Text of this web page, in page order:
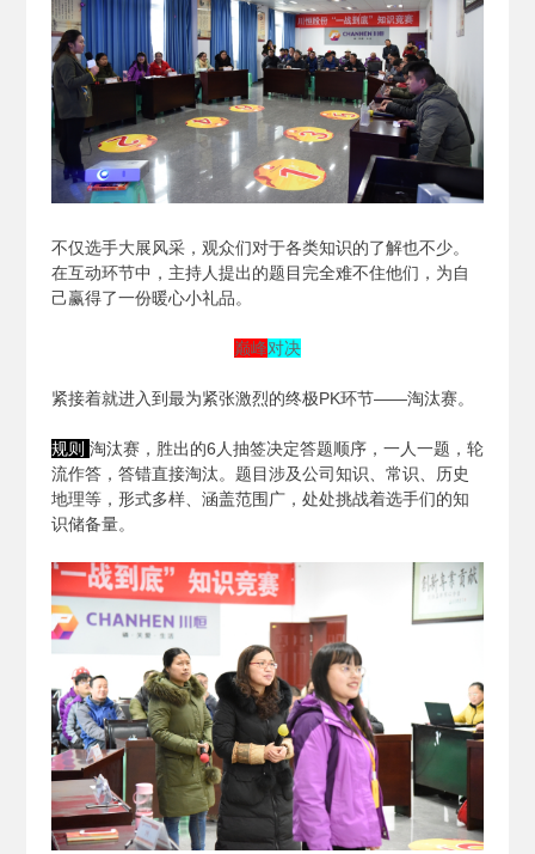
不仅选手大展风采，观众们对于各类知识的了解也不少。
在互动环节中，主持人提出的题目完全难不住他们，为自
己赢得了一份暖心小礼品。
巅峰对决
紧接着就进入到最为紧张激烈的终极PK环节——淘汰赛。
规则 淘汰赛，胜出的6人抽签决定答题顺序，一人一题，轮
流作答，答错直接淘汰。题目涉及公司知识、常识、历史
地理等，形式多样、涵盖范围广，处处挑战着选手们的知
识储备量。